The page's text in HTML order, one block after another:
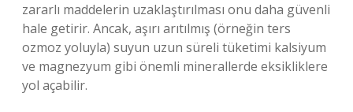
zararlı maddelerin uzaklaştırılması onu daha güvenli
hale getirir. Ancak, aşırı arıtılmış (örneğin ters
ozmoz yoluyla) suyun uzun süreli tüketimi kalsiyum
ve magnezyum gibi önemli minerallerde eksikliklere
yol açabilir.